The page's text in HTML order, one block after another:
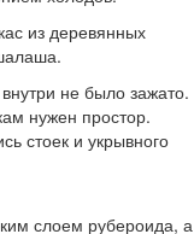
из деревянных
не было зажато.
нужен простор.
стоек и укрывного
слоем рубероида, а